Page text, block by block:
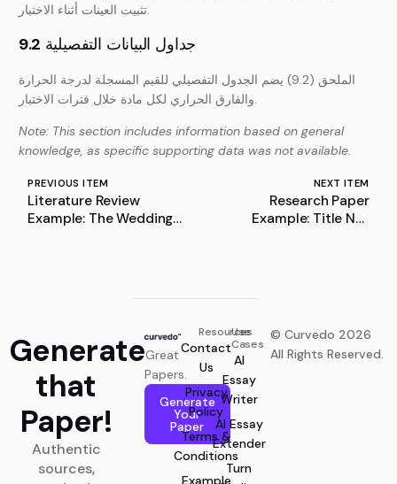
تثبيت العينات أثناء الاختبار.
9.2 جداول البيانات التفصيلية
الملحق (9.2) يضم الجدول التفصيلي للقيم المسجلة لدرجة الحرارة
والفارق الحراري لكل مادة خلال فترات الاختبار.
Note: This section includes information based on general
knowledge, as specific supporting data was not available.
PREVIOUS ITEM
Literature Review
Example: The Wedding
NEXT ITEM
Research Paper
Example: Title Not
Generate
that
Paper!
Authentic
sources,
Great
Papers.
Generate
Your
Paper
Resources
Contact
Us
Privacy
Policy
Terms &
Conditions
Example
Use
Cases
AI
Essay
Writer
AI Essay
Extender
Turn
© Curvedo 2026
All Rights Reserved.